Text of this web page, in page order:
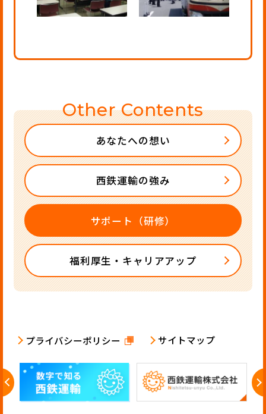
Other Contents
あなたへの想い
西鉄運輸の強み
サポート（研修）
福利厚生・キャリアアップ
プライバシーポリシー サイトマップ
Previous